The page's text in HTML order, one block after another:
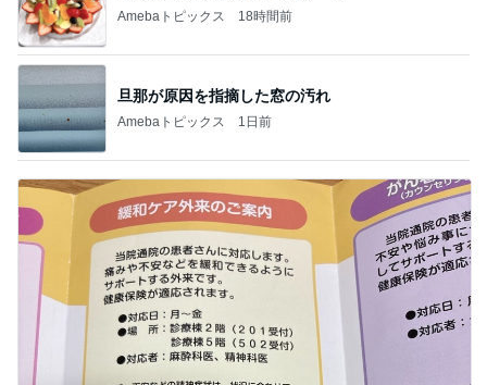
Amebaトピックス 18時間前
旦那が原因を指摘した窓の汚れ
Amebaトピックス 1日前